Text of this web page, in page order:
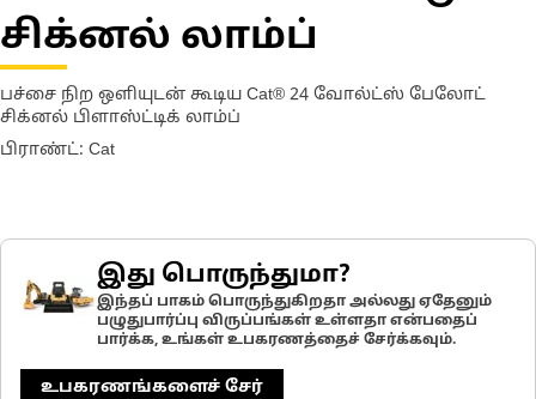
சிக்னல் லாம்ப்
பச்சை நிற ஒளியுடன் கூடிய Cat® 24 வோல்ட்ஸ் பேலோட்
சிக்னல் பிளாஸ்ட்டிக் லாம்ப்
பிராண்ட்: Cat
இது பொருந்துமா?
இந்தப் பாகம் பொருந்துகிறதா அல்லது ஏதேனும்
பழுதுபார்ப்பு விருப்பங்கள் உள்ளதா என்பதைப்
பார்க்க, உங்கள் உபகரணத்தைச் சேர்க்கவும்.
உபகரணங்களைச் சேர்